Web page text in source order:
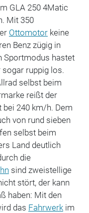
GLA 250 4Matic
Mit 350
Ottomotorkeine
Benz zügig in
Sportmodus hastet
ruppig los.
selbst beim
reißt der
bei 240 km/h. Dem
von rund sieben
selbst beim
Land deutlich
die
sind zweistellige
stört, der kann
haben: Mit den
das Fahrwerkim